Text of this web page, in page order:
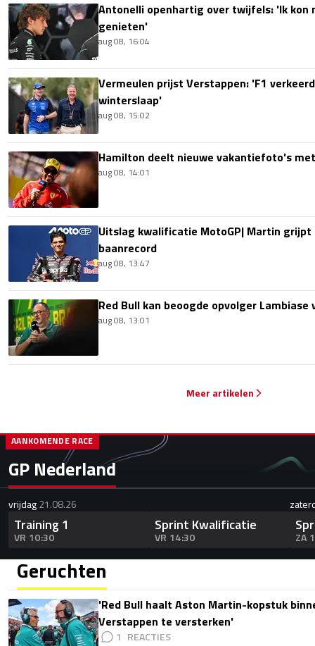
Antonelli openhartig over twijfels: 'Ik kon
genieten'
aug 08, 16:04
Vermeulen prijst Verstappen: 'F1
winterslaap'
aug 08, 15:02
Hamilton deelt nieuwe vakantiefoto's
aug 08, 14:01
Uitslag kwalificatie MotoGP| Martin
baanrecord
aug 08, 13:47
Red Bull kan beoogde opvolger
aug 08, 13:01
Meer artikelen
GP Nederland
AANKOMENDE RACE
vrijdag21.08.26
Training 1
VR 10:30
Sprint Kwalificatie
VR 14:30 ZA
Geruchten
'Red Bull haalt Aston Martin-kopstuk
Verstappen te versterken'
1